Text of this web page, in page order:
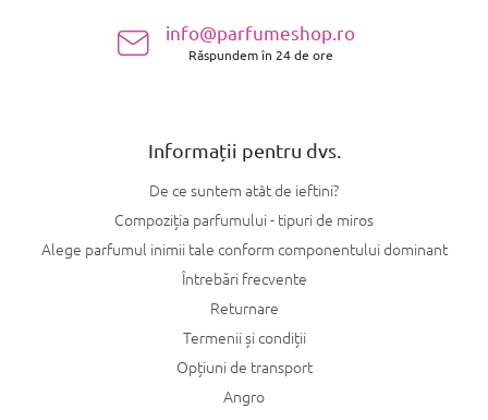
info@parfumeshop.ro
Răspundem în 24 de ore
Informații pentru dvs.
De ce suntem atât de ieftini?
Compoziția parfumului - tipuri de miros
Alege parfumul inimii tale conform componentului dominant
Întrebări frecvente
Returnare
Termenii și condiții
Opțiuni de transport
Angro